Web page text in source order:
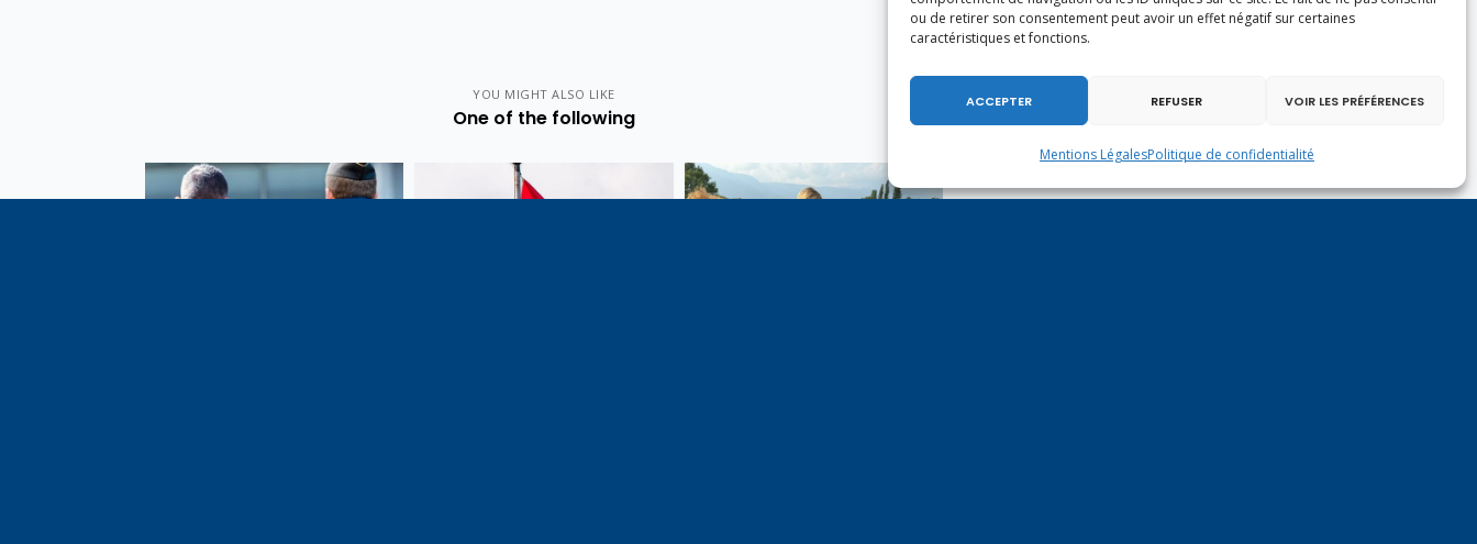
ou de retirer son consentement peut avoir un effet négatif sur certaines
caractéristiques et fonctions.
ACCEPTER REFUSER VOIR LES PRÉFÉRENCES
Mentions LégalesPolitique de confidentialité
YOU MIGHT ALSO LIKE
One of the following